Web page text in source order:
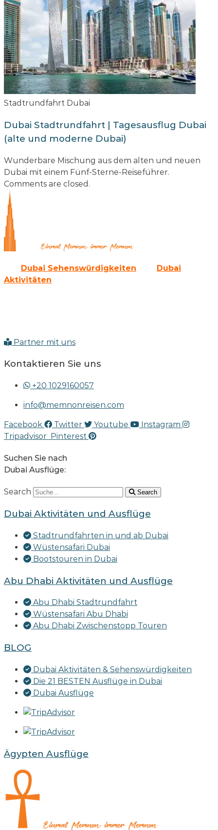
Stadtrundfahrt Dubai
Dubai Stadtrundfahrt | Tagesausflug Dubai
(alte und moderne Dubai)
Wunderbare Mischung aus dem alten und neuen
Dubai mit einem Fünf-Sterne-Reiseführer.
Comments are closed.
Dubai Sehenswürdigkeiten
Dubai
Aktivitäten
Partner mit uns
Kontaktieren Sie uns
+20 1029160057
info@memnonreisen.com
Facebook Twitter Youtube
Instagram
Tripadvisor Pinterest
Suchen Sie nach
Dubai Ausflüge:
Search Search
Dubai Aktivitäten und Ausflüge
Stadtrundfahrten in und ab Dubai
Wüstensafari Dubai
Bootstouren in Dubai
Abu Dhabi Aktivitäten und Ausflüge
Abu Dhabi Stadtrundfahrt
Wüstensafari Abu Dhabi
Abu Dhabi Zwischenstopp Touren
BLOG
Dubai Aktivitäten & Sehenswürdigkeiten
Die 21 BESTEN Ausflüge in Dubai
Dubai Ausflüge
Ägypten Ausflüge